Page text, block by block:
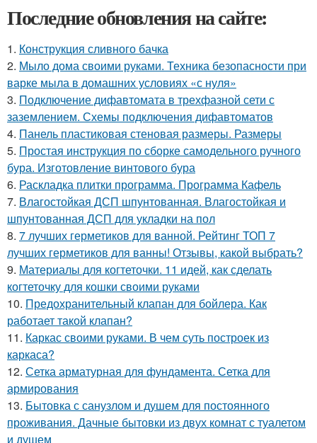
Последние обновления на сайте:
1. Конструкция сливного бачка
2. Мыло дома своими руками. Техника безопасности при
варке мыла в домашних условиях «с нуля»
3. Подключение дифавтомата в трехфазной сети с
заземлением. Схемы подключения дифавтоматов
4. Панель пластиковая стеновая размеры. Размеры
5. Простая инструкция по сборке самодельного ручного
бура. Изготовление винтового бура
6. Раскладка плитки программа. Программа Кафель
7. Влагостойкая ДСП шпунтованная. Влагостойкая и
шпунтованная ДСП для укладки на пол
8. 7 лучших герметиков для ванной. Рейтинг ТОП 7
лучших герметиков для ванны! Отзывы, какой выбрать?
9. Материалы для когтеточки. 11 идей, как сделать
когтеточку для кошки своими руками
10. Предохранительный клапан для бойлера. Как
работает такой клапан?
11. Каркас своими руками. В чем суть построек из
каркаса?
12. Сетка арматурная для фундамента. Сетка для
армирования
13. Бытовка с санузлом и душем для постоянного
проживания. Дачные бытовки из двух комнат с туалетом
и душем